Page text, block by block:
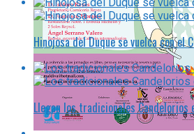
Hinojosa del Duque se vuelca con el
Llegan los tradicionales Candelorios